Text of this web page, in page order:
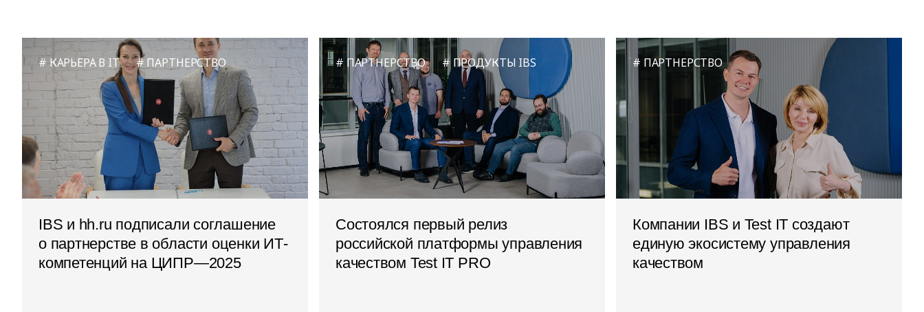
КАРЬЕРА В IT ПАРТНЕРСТВО
IBS и hh.ru подписали соглашение
о партнерстве в области оценки ИТ-
компетенций на ЦИПР—2025
ПАРТНЕРСТВО ПРОДУКТЫ IBS
Состоялся первый релиз
российской платформы управления
качеством Test IT PRO
ПАРТНЕРСТВО
Компании IBS и Test IT создают
единую экосистему управления
качеством